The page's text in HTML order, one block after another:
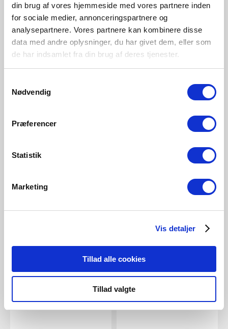
din brug af vores hjemmeside med vores partnere inden
for sociale medier, annonceringspartnere og
analysepartnere. Vores partnere kan kombinere disse
data med andre oplysninger, du har givet dem, eller som
de har indsamlet fra din brug af deres tjenester.
Nødvendig
Præferencer
Statistik
Marketing
Vis detaljer
Tillad alle cookies
Tillad valgte
Relaterade produkter